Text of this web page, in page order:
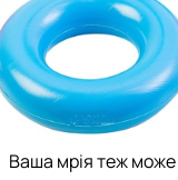
Ваша мрія теж